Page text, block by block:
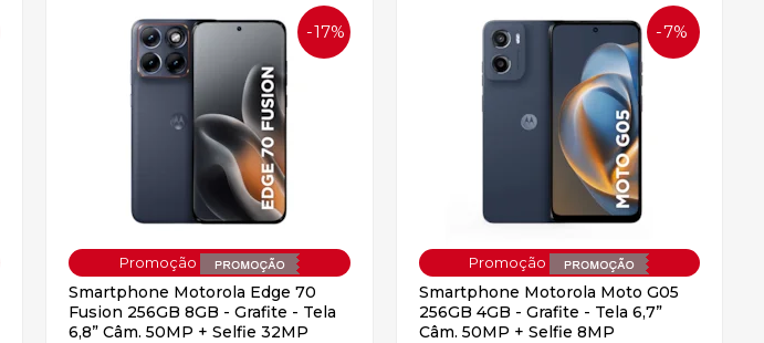
17%
Smartphone Motorola Edge 70
Fusion 256GB 8GB - Grafite - Tela
6,8” Câm. 50MP + Selfie 32MP
7%
Smartphone Motorola Moto G05
256GB 4GB - Grafite - Tela 6,7”
Câm. 50MP + Selfie 8MP